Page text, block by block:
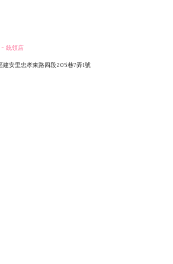
統領店
建安里忠孝東路四段205巷7弄1號